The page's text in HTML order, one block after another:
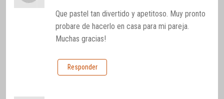
Que pastel tan divertido y apetitoso. Muy pronto
probare de hacerlo en casa para mi pareja.
Muchas gracias!
Responder